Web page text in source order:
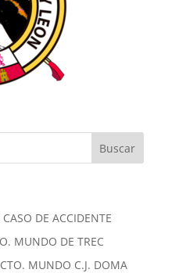
DE ACCIDENTE
MUNDO DE TREC
MUNDO C.J. DOMA